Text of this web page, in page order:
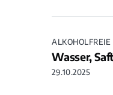
ALKOHOLFREIE
Wasser,
29.10.2025